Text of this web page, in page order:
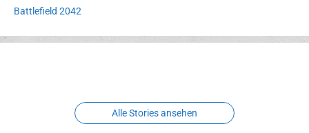
Battlefield 2042
Erlebnispark
Verbotene
Alle Stories ansehen